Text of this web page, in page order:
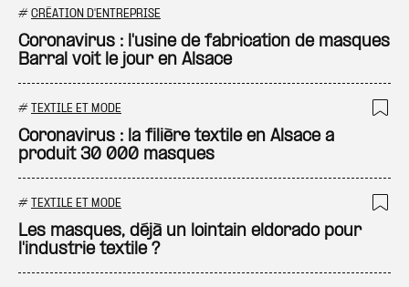
# CRÉATION D'ENTREPRISE
Coronavirus : l'usine de fabrication de masques
Barral voit le jour en Alsace
# TEXTILE ET MODE
Coronavirus : la filière textile en Alsace a
produit 30 000 masques
# TEXTILE ET MODE
Les masques, déjà un lointain eldorado pour
l'industrie textile ?